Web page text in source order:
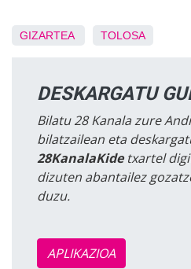
GIZARTEA TOLOSA
DESKARGATU
Bilatu 28 Kanala zure
bilatzailean eta
28KanalaKidetxartel
dizuten abantailez
duzu.
APLIKAZIOA